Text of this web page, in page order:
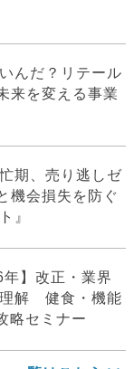
んだ？リテール
来を変える事業
期、売り逃しゼ
機会損失を防ぐ
』
】改正・業界
理解 健食・機能
略セミナー